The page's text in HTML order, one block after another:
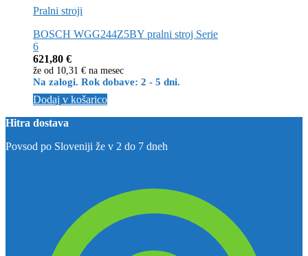
Pralni stroji
BOSCH WGG244Z5BY pralni stroj Serie
6
621,80 €
že od 10,31 € na mesec
Na zalogi. Rok dobave: 2 - 5 dni.
Dodaj v košarico
Hitra dostava
Povsod po Sloveniji že v 2 do 7 dneh